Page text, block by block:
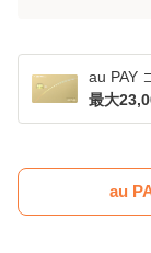
au PAY
最大
au